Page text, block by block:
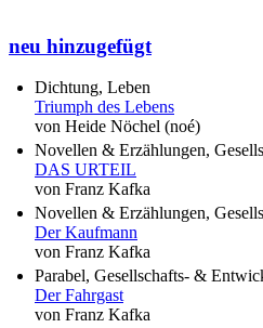
neu hinzugefügt
Dichtung, Leben
Triumph des Lebens
von Heide Nöchel (noé)
Novellen & Erzählungen,
DAS URTEIL
von Franz Kafka
Novellen & Erzählungen,
Der Kaufmann
von Franz Kafka
Parabel, Gesellschafts- &
Der Fahrgast
von Franz Kafka